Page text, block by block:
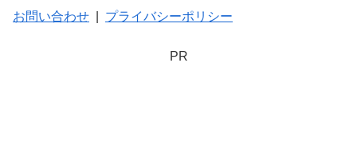
お問い合わせ プライバシーポリシー
PR